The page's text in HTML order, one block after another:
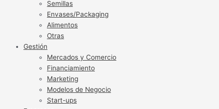
Semillas
Envases/Packaging
Alimentos
Otras
Gestión
Mercados y Comercio
Financiamiento
Marketing
Modelos de Negocio
Start-ups